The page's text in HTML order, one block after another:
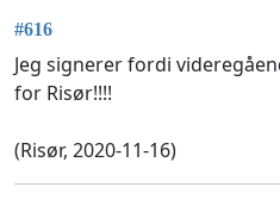
#616
Jeg signerer fordi
for Risør!!!!
(Risør, 2020-11-16)